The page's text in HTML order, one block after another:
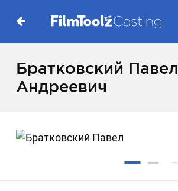
Братковский Павел
Андреевич